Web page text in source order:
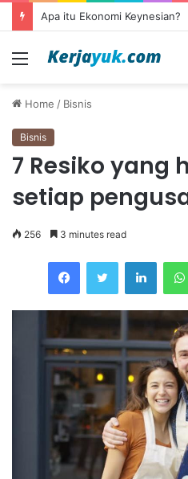
Apa itu Ekonomi Keynesian?
Menu
Home / Bisnis
Bisnis
7 Resiko yang
setiap
256 3 minutes read